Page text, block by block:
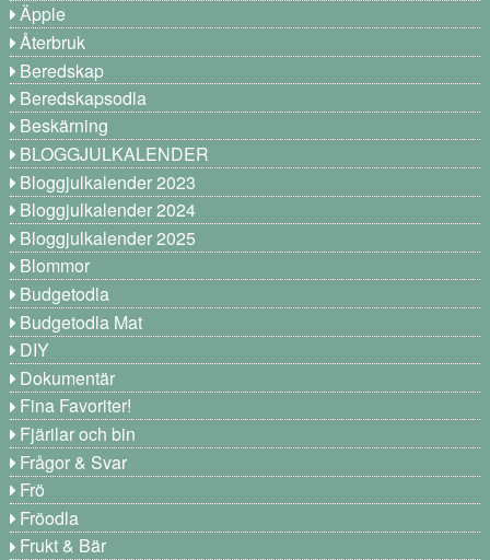
Äpple
Återbruk
Beredskap
Beredskapsodla
Beskärning
BLOGGJULKALENDER
Bloggjulkalender 2023
Bloggjulkalender 2024
Bloggjulkalender 2025
Blommor
Budgetodla
Budgetodla Mat
DIY
Dokumentär
Fina Favoriter!
Fjärilar och bin
Frågor & Svar
Frö
Fröodla
Frukt & Bär